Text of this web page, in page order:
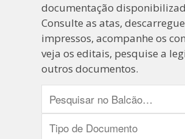
documentação
Consulte as atas,
impressos, acompanhe os
veja os editais, pesquise a
outros documentos.